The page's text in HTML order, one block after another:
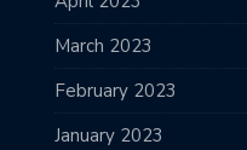
March 2023
February 2023
January 2023